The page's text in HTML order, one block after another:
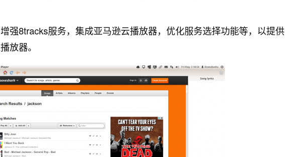
强8tracks服务，集成亚马逊云播放器，优化服务选择功能等，以提供
放器。